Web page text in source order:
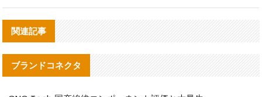
関連記事
ブランドコネクタ